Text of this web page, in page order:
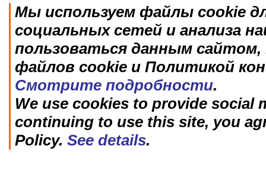
Мы используем файлы cookie
социальных сетей и анализа
пользоваться данным
файлов cookie и Политикой
Смотрите подробности.
We use cookies to provide social
continuing to use this site, you
Policy. See details.